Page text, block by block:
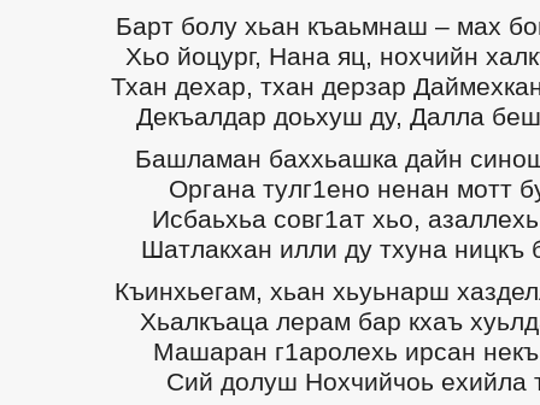
Барт болу хьан къаьмнаш – мах
Хьо йоцург, Нана яц, нохчийн
Тхан дехар, тхан дерзар
Декъалдар доьхуш ду, Далла
Башламан баххьашка дайн
Органа тулг1ено ненан мотт
Исбаьхьа совг1ат хьо,
Шатлакхан илли ду тхуна ницкъ
Къинхьегам, хьан хьуьнарш
Хьалкъаца лерам бар кхаъ
Машаран г1аролехь ирсан
Сий долуш Нохчийчоь ехийла